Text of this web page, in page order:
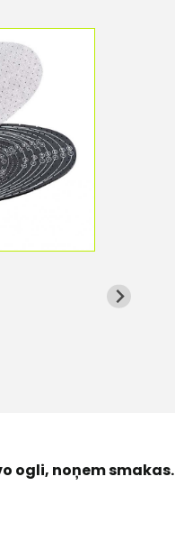
ogli, noņem smakas.